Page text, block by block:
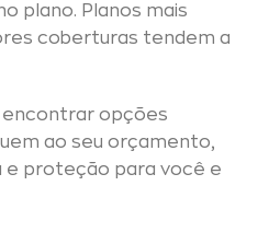
plano. Planos mais
coberturas tendem a
encontrar opções
ao seu orçamento,
proteção para você e